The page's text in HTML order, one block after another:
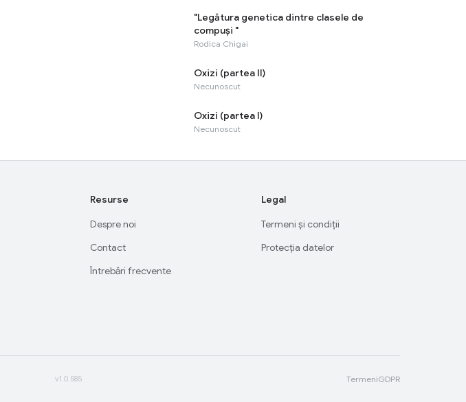
"Legătura genetica dintre clasele de
compuși "
Rodica Chigai
Oxizi (partea II)
Necunoscut
Oxizi (partea I)
Necunoscut
Resurse
Despre noi
Contact
Întrebări frecvente
Legal
Termeni și condiții
Protecția datelor
v1.0.585 TermeniGDPR